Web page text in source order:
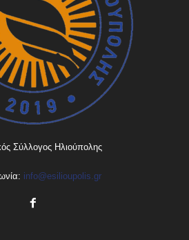
Σύλλογος Ηλιούπολης
info@esilioupolis.gr